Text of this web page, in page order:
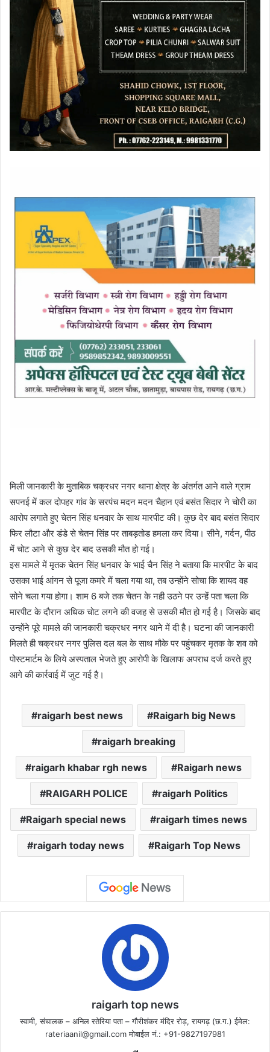
मिली जानकारी के मुताबिक चक्रधर नगर थाना क्षेत्र के अंतर्गत आने वाले ग्राम
सपनई में कल दोपहर गांव के सरपंच मदन मदन चैहान एवं बसंत सिदार ने चोरी का
आरोप लगाते हुए चेतन सिंह धनवार के साथ मारपीट की। कुछ देर बाद बसंत सिदार
फिर लौटा और डंडे से चेतन सिंह पर ताबड़तोड हमला कर दिया। सीने, गर्दन, पीठ
में चोट आने से कुछ देर बाद उसकी मौत हो गई।
इस मामले में मृतक चेतन सिंह धनवार के भाई चैन सिंह ने बताया कि मारपीट के बाद
उसका भाई आंगन से पूजा कमरे में चला गया था, तब उन्होंने सोचा कि शायद वह
सोने चला गया होगा। शाम 6 बजे तक चेतन के नही उठने पर उन्हें पता चला कि
मारपीट के दौरान अधिक चोट लगने की वजह से उसकी मौत हो गई है। जिसके बाद
उन्होंने पूरे मामले की जानकारी चक्रधर नगर थाने में दी है। घटना की जानकारी
मिलते ही चक्रधर नगर पुलिस दल बल के साथ मौके पर पहुंचकर मृतक के शव को
पोस्टमार्टम के लिये अस्पताल भेजते हुए आरोपी के खिलाफ अपराध दर्ज करते हुए
आगे की कार्रवाई में जुट गई है।
raigarh best news Raigarh big News
raigarh breaking
raigarh khabar rgh news Raigarh news
RAIGARH POLICE raigarh Politics
Raigarh special news raigarh times news
raigarh today news Raigarh Top News
raigarh top news
स्वामी, संचालक – अनिल रतेरिया पता – गौरीशंकर मंदिर रोड़, रायगढ़ (छ.ग.) ईमेल:
rateriaanil@gmail.comमोबाईल नं.: +91-9827197981